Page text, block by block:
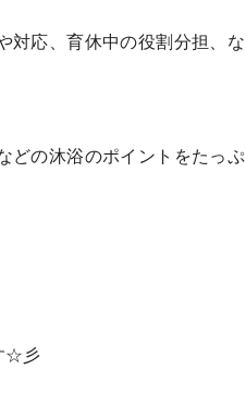
対応、育休中の役割分担、な
どの沐浴のポイントをたっぷ
☆彡